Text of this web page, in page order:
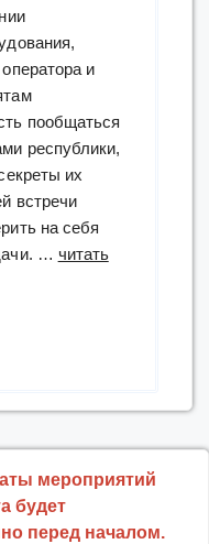
и
пообщаться
республики,
их
встречи
на себя
… читать
мероприятий
будет
перед началом.